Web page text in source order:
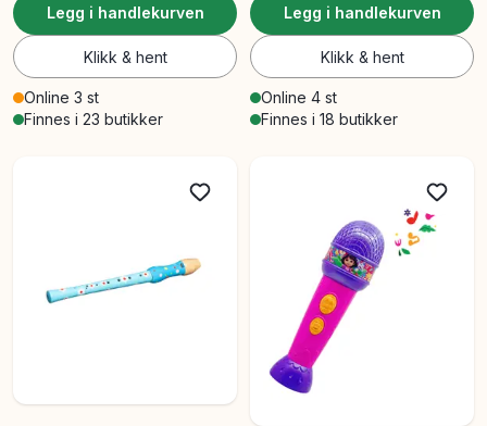
Legg i handlekurven
Klikk & hent
Online 3 st
Finnes i 23 butikker
Legg i handlekurven
Klikk & hent
Online 4 st
Finnes i 18 butikker